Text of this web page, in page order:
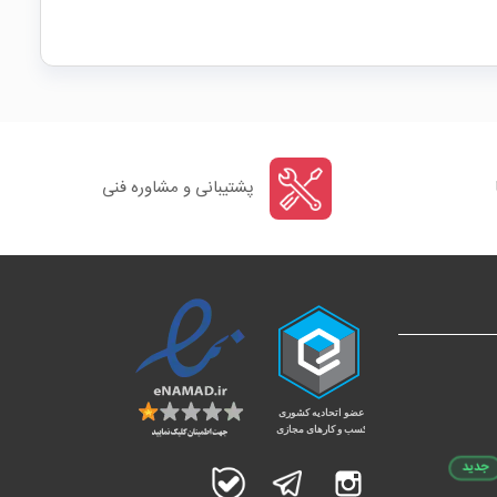
پشتیبانی و مشاوره فنی
جدید اینستاگرام تلگرام